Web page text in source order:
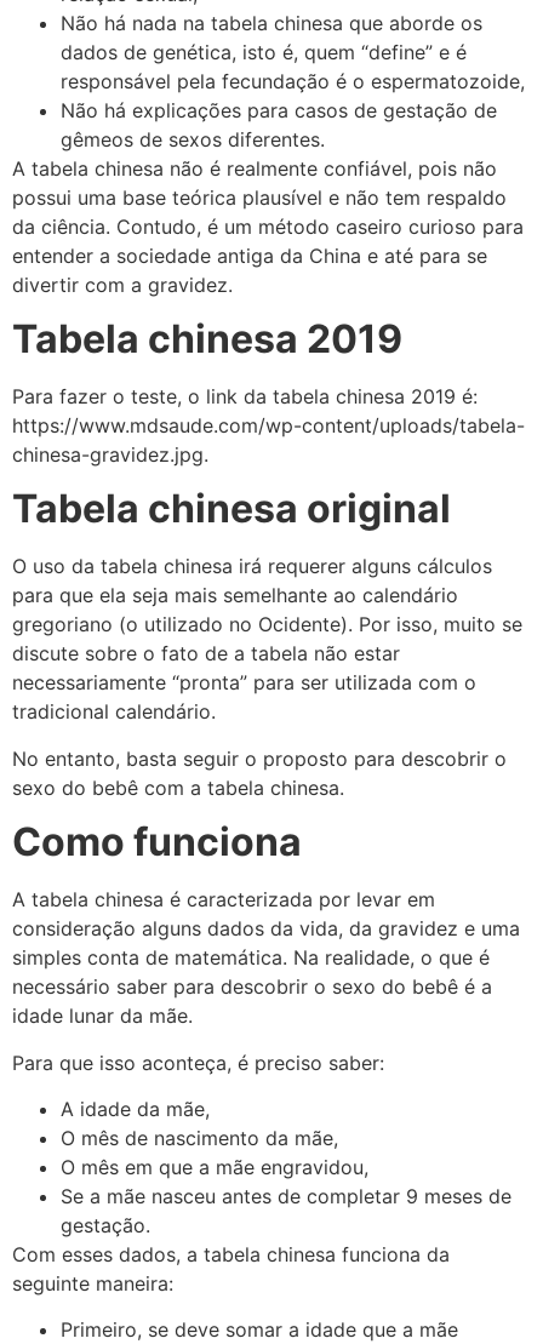
Não há nada na tabela chinesa que aborde os
dados de genética, isto é, quem “define” e é
responsável pela fecundação é o espermatozoide,
Não há explicações para casos de gestação de
gêmeos de sexos diferentes.
A tabela chinesa não é realmente confiável, pois não
possui uma base teórica plausível e não tem respaldo
da ciência. Contudo, é um método caseiro curioso para
entender a sociedade antiga da China e até para se
divertir com a gravidez.
Tabela chinesa 2019
Para fazer o teste, o link da tabela chinesa 2019 é:
https://www.mdsaude.com/wp-content/uploads/tabela-
chinesa-gravidez.jpg.
Tabela chinesa original
O uso da tabela chinesa irá requerer alguns cálculos
para que ela seja mais semelhante ao calendário
gregoriano (o utilizado no Ocidente). Por isso, muito se
discute sobre o fato de a tabela não estar
necessariamente “pronta” para ser utilizada com o
tradicional calendário.
No entanto, basta seguir o proposto para descobrir o
sexo do bebê com a tabela chinesa.
Como funciona
A tabela chinesa é caracterizada por levar em
consideração alguns dados da vida, da gravidez e uma
simples conta de matemática. Na realidade, o que é
necessário saber para descobrir o sexo do bebê é a
idade lunar da mãe.
Para que isso aconteça, é preciso saber:
A idade da mãe,
O mês de nascimento da mãe,
O mês em que a mãe engravidou,
Se a mãe nasceu antes de completar 9 meses de
gestação.
Com esses dados, a tabela chinesa funciona da
seguinte maneira:
Primeiro, se deve somar a idade que a mãe